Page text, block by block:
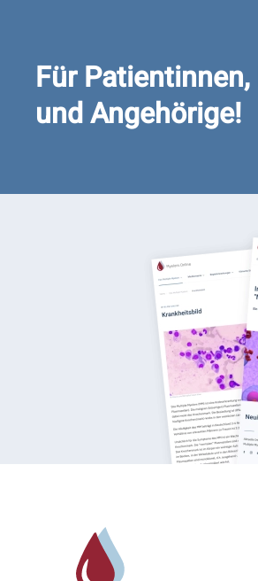
Für
und Angehörige!